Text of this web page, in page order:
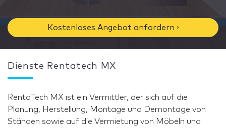
Kostenloses Angebot anfordern ›
Dienste Rentatech MX
RentaTech MX ist ein Vermittler, der sich auf die
Planung, Herstellung, Montage und Demontage von
Ständen sowie auf die Vermietung von Möbeln und